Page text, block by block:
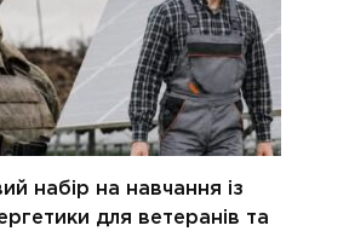
набір на навчання із
для ветеранів та